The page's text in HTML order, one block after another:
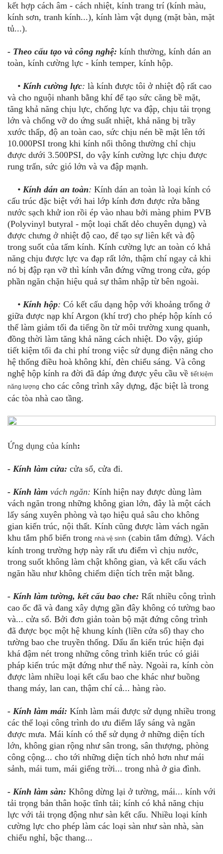
kết hợp cách âm - cách nhiệt, kính trang trí (kính màu,
kính sơn, tranh kính...), kính làm vật dụng (mặt bàn, mặt
tủ...).
- Theo cấu tạo và công nghệ: kính thường, kính dán an
toàn, kính cường lực - kính temper, kính hộp.
• Kính cường lực: là kính được tôi ở nhiệt độ rất cao
và cho nguội nhanh bằng khí để tạo sức căng bề mặt,
tăng khả năng chịu lực, chống lực va đập, chịu tải trọng
lớn và chống vỡ do ứng suất nhiệt, khả năng bị trầy
xước thấp, độ an toàn cao, sức chịu nén bề mặt lên tới
10.000PSI trong khi kính nổi thông thường chỉ chịu
được dưới 3.500PSI, do vậy kính cường lực chịu được
rung trấn, sức gió lớn và va đập mạnh.
• Kính dán an toàn: Kính dán an toàn là loại kính có
cấu trúc đặc biệt với hai lớp kính đơn được rửa bằng
nước sạch khử ion rồi ép vào nhau bởi màng phim PVB
(Polyvinyl butyral - một loại chất dẻo chuyên dụng) và
được chưng ở nhiệt độ cao, để tạo sự liên kết và độ
trong suốt của tấm kính. Kính cường lực an toàn có khả
năng chịu được lực va đạp rất lớn, thậm chí ngay cả khi
nó bị đập rạn vỡ thì kính vẫn đứng vững trong cửa, góp
phần ngăn chặn hiệu quả sự thâm nhập từ bên ngoài.
• Kính hộp: Có kết cấu dạng hộp với khoảng trống ở
giữa được nạp khí Argon (khí trơ) cho phép hộp kính có
thể làm giảm tối đa tiếng ồn từ môi trường xung quanh,
đồng thời làm tăng khả năng cách nhiệt. Do vậy, giúp
tiết kiệm tối đa chi phí trong việc sử dụng điện năng cho
hệ thống điều hoà không khí, đèn chiếu sáng. Và công
nghệ hộp kính ra đời đã đáp ứng được yêu cầu về tiết kiệm
năng lượng cho các công trình xây dựng, đặc biệt là trong
các tòa nhà cao tầng.
Ứng dụng của kính:
- Kính làm cửa: cửa sổ, cửa đi.
- Kính làm vách ngăn: Kính hiện nay được dùng làm
vách ngăn trong những không gian lớn, đây là một cách
lấy sáng xuyên phòng và tạo hiệu quả sâu cho không
gian kiến trúc, nội thất. Kính cũng được làm vách ngăn
khu tắm phổ biến trong nhà vệ sinh (cabin tắm đứng). Vách
kính trong trường hợp này rất ưu điểm vì chịu nước,
trong suốt không làm chật không gian, và kết cấu vách
ngăn hầu như không chiếm diện tích trên mặt bằng.
- Kính làm tường, kết cấu bao che: Rất nhiều công trình
cao ốc đã và đang xây dựng gần đây không có tường bao
và... cửa sổ. Bởi đơn giản toàn bộ mặt đứng công trình
đã được bọc một hệ khung kính (liền cửa sổ) thay cho
tường bao che truyền thống. Dấu ấn kiến trúc hiện đại
khá đậm nét trong những công trình kiến trúc có giải
pháp kiến trúc mặt đứng như thế này. Ngoài ra, kính còn
được làm nhiều loại kết cấu bao che khác như buồng
thang máy, lan can, thậm chí cả... hàng rào.
- Kính làm mái: Kính làm mái được sử dụng nhiều trong
các thể loại công trình do ưu điểm lấy sáng và ngăn
được mưa. Mái kính có thể sử dụng ở những diện tích
lớn, không gian rộng như sân trong, sân thượng, phòng
công cộng... cho tới những diện tích nhỏ hơn như mái
sảnh, mái tum, mái giếng trời... trong nhà ở gia đình.
- Kính làm sàn: Không dừng lại ở tường, mái... kính với
tải trọng bản thân hoặc tĩnh tải; kính có khả năng chịu
lực với tải trọng động như sàn kết cấu. Nhiều loại kính
cường lực cho phép làm các loại sàn như sàn nhà, sàn
chiếu nghỉ, bậc thang...